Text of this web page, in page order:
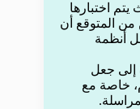
يتم اختبارها
المتوقع أن
أنظمة
إلى جعل
خاصة مع